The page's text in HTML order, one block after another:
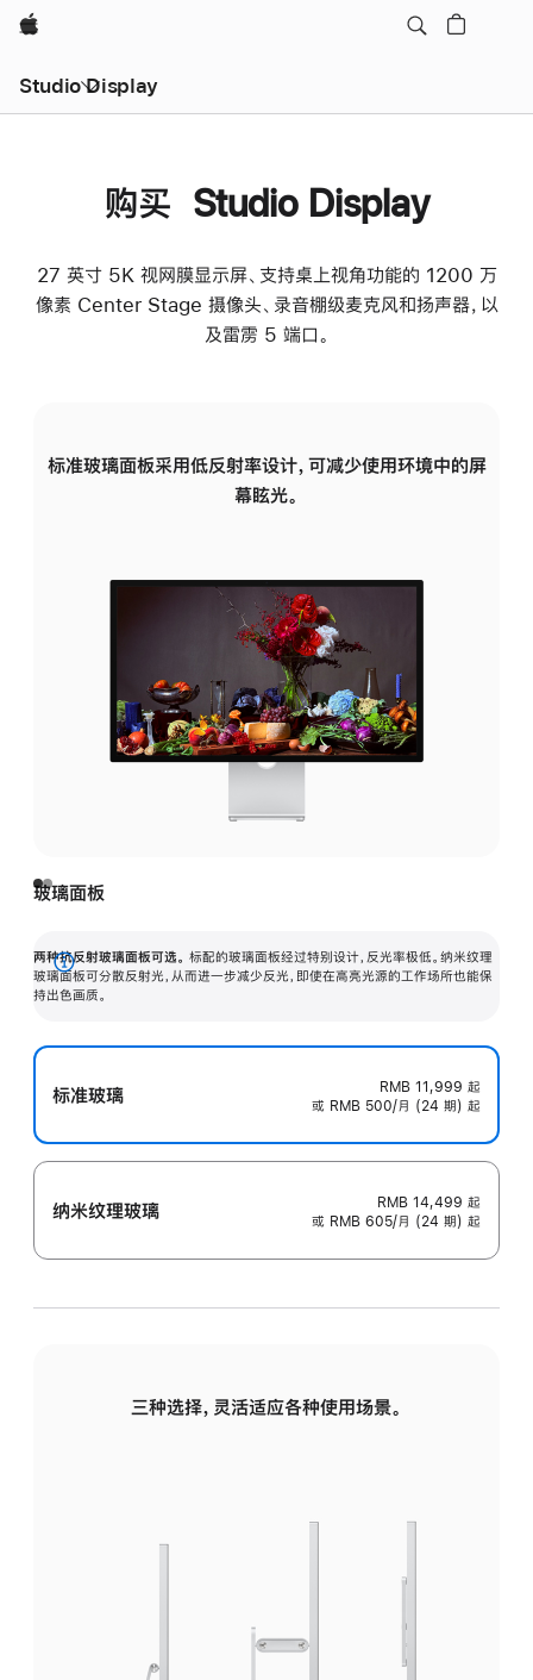
Apple
Studio Display
购买 Studio Display
27 英寸 5K 视网膜显示屏、支持桌上视角功能的 1200 万
像素 Center Stage 摄像头、录音棚级麦克风和扬声器，以
及雷雳 5 端口。
标准玻璃面板采用低反射率设计，可减少使用环境中的屏
幕眩光。
玻璃面板
两种抗反射玻璃面板可选。 标配的玻璃面板经过特别设计，反光率极低。纳米纹理
玻璃面板可分散反射光，从而进一步减少反光，即使在高亮光源的工作场所也能保
持出色画质。
展
开
标准玻璃 RMB 11,999 起
或 RMB 500/月 (24 期) 起
纳米纹理玻璃 RMB 14,499 起
或 RMB 605/月 (24 期) 起
三种选择，灵活适应各种使用场景。